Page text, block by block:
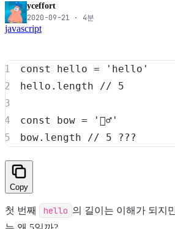
yceffort
2020-09-21 · 4분
javascript
const hello =
'hello'
hello . length // 5
const bow =
'🙇‍♂️'
bow. length // 5 ???
Copy
첫 번째 hello 의 길이는 이해가 되지